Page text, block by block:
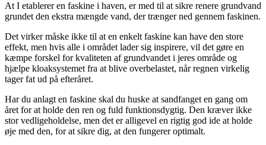
At I etablerer en faskine i haven, er med til at sikre renere grundvand
grundet den ekstra mængde vand, der trænger ned gennem faskinen.
Det virker måske ikke til at en enkelt faskine kan have den store
effekt, men hvis alle i området lader sig inspirere, vil det gøre en
kæmpe forskel for kvaliteten af grundvandet i jeres område og
hjælpe kloaksystemet fra at blive overbelastet, når regnen virkelig
tager fat ud på efteråret.
Har du anlagt en faskine skal du huske at sandfanget en gang om
året for at holde den ren og fuld funktionsdygtig. Den kræver ikke
stor vedligeholdelse, men det er alligevel en rigtig god ide at holde
øje med den, for at sikre dig, at den fungerer optimalt.